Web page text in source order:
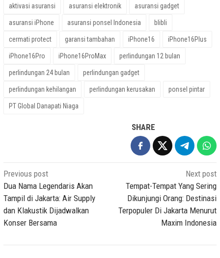
aktivasi asuransi asuransi elektronik asuransi gadget
asuransi iPhone asuransi ponsel Indonesia blibli
cermati protect garansi tambahan iPhone16 iPhone16Plus
iPhone16Pro iPhone16ProMax perlindungan 12 bulan
perlindungan 24 bulan perlindungan gadget
perlindungan kehilangan perlindungan kerusakan ponsel pintar
PT Global Danapati Niaga
SHARE
Post
navigation
Previous post
Dua Nama Legendaris Akan
Tampil di Jakarta: Air Supply
dan Klakustik Dijadwalkan
Konser Bersama
Next post
Tempat-Tempat Yang Sering
Dikunjungi Orang: Destinasi
Terpopuler Di Jakarta Menurut
Maxim Indonesia